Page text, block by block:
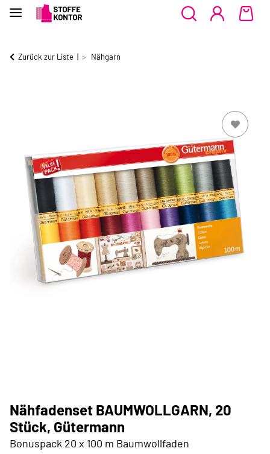
Zurück zur Liste Nähgarn
Nähfadenset BAUMWOLLGARN, 20
Stück, Gütermann
Bonuspack 20 x 100 m Baumwollfaden